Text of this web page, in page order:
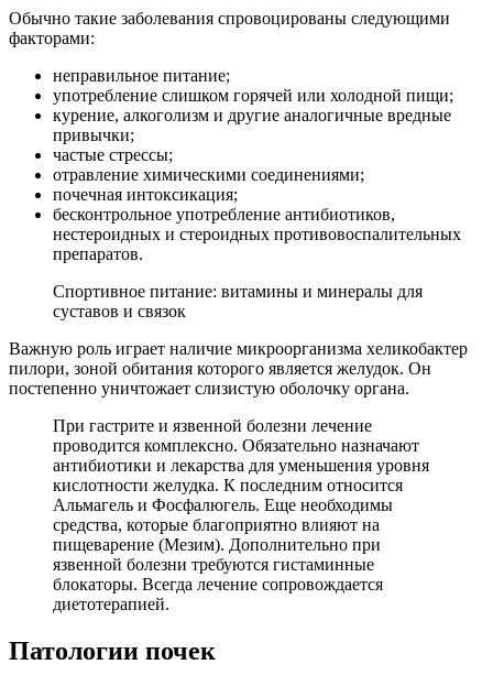
Обычно такие заболевания спровоцированы следующими
факторами:
неправильное питание;
употребление слишком горячей или холодной пищи;
курение, алкоголизм и другие аналогичные вредные
привычки;
частые стрессы;
отравление химическими соединениями;
почечная интоксикация;
бесконтрольное употребление антибиотиков,
нестероидных и стероидных противовоспалительных
препаратов.
Спортивное питание: витамины и минералы для
суставов и связок
Важную роль играет наличие микроорганизма хеликобактер
пилори, зоной обитания которого является желудок. Он
постепенно уничтожает слизистую оболочку органа.
При гастрите и язвенной болезни лечение
проводится комплексно. Обязательно назначают
антибиотики и лекарства для уменьшения уровня
кислотности желудка. К последним относится
Альмагель и Фосфалюгель. Еще необходимы
средства, которые благоприятно влияют на
пищеварение (Мезим). Дополнительно при
язвенной болезни требуются гистаминные
блокаторы. Всегда лечение сопровождается
диетотерапией.
Патологии почек